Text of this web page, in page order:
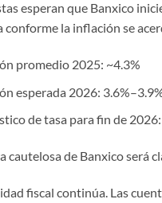
esperan que Banxico
conforme la inflación se
promedio 2025: ~4.3%
esperada 2026:
de tasa para fin de
cautelosa de Banxico será
fiscal continúa. Las